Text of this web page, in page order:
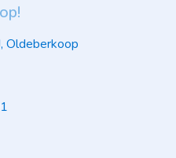
Oldeberkoop